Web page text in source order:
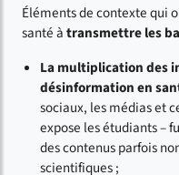
Éléments de contexte qui
santé àtransmettre les
La multiplication des
désinformation en
sociaux, les médias et
expose les étudiants –
des contenus parfois
scientifiques ;